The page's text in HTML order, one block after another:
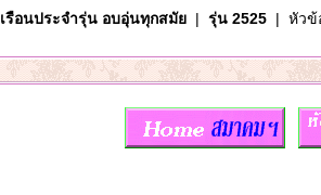
เรือนประจำรุ่น อบอุ่นทุกสมัย| รุ่น 2525| หัวข้